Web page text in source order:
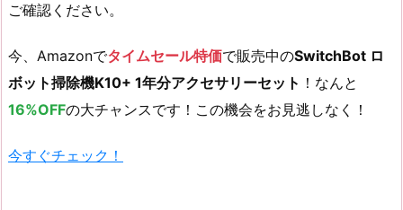
ご確認ください。
今、Amazonでタイムセール特価で販売中のSwitchBot ロ
ボット掃除機K10+ 1年分アクセサリーセット ！なんと
16%OFFの大チャンスです！この機会をお見逃しなく！
今すぐチェック！